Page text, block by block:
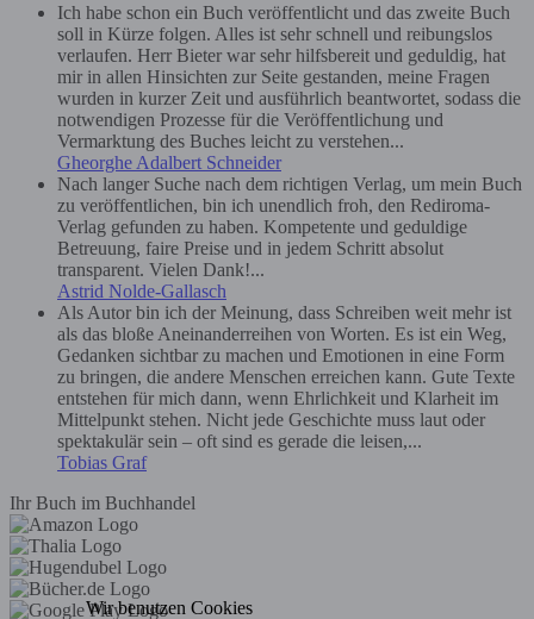
Ich habe schon ein Buch veröffentlicht und das zweite Buch
soll in Kürze folgen. Alles ist sehr schnell und reibungslos
verlaufen. Herr Bieter war sehr hilfsbereit und geduldig, hat
mir in allen Hinsichten zur Seite gestanden, meine Fragen
wurden in kurzer Zeit und ausführlich beantwortet, sodass die
notwendigen Prozesse für die Veröffentlichung und
Vermarktung des Buches leicht zu verstehen...
Gheorghe Adalbert Schneider
Nach langer Suche nach dem richtigen Verlag, um mein Buch
zu veröffentlichen, bin ich unendlich froh, den Rediroma-
Verlag gefunden zu haben. Kompetente und geduldige
Betreuung, faire Preise und in jedem Schritt absolut
transparent. Vielen Dank!...
Astrid Nolde-Gallasch
Als Autor bin ich der Meinung, dass Schreiben weit mehr ist
als das bloße Aneinanderreihen von Worten. Es ist ein Weg,
Gedanken sichtbar zu machen und Emotionen in eine Form
zu bringen, die andere Menschen erreichen kann. Gute Texte
entstehen für mich dann, wenn Ehrlichkeit und Klarheit im
Mittelpunkt stehen. Nicht jede Geschichte muss laut oder
spektakulär sein – oft sind es gerade die leisen,...
Tobias Graf
Ihr Buch im Buchhandel
Wir benutzen Cookies